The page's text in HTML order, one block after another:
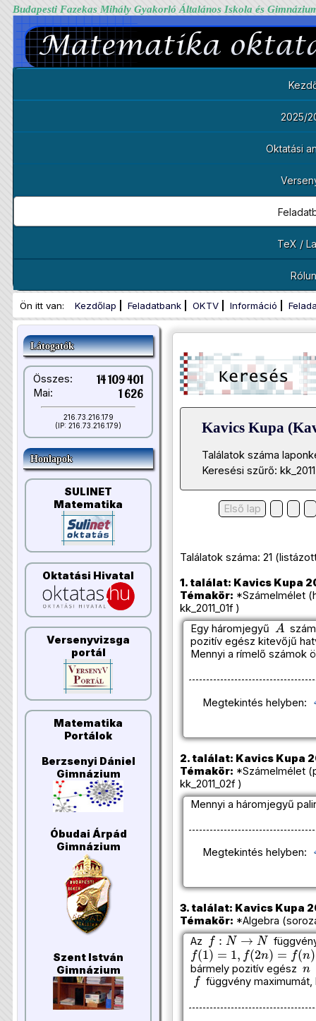
Budapesti Fazekas Mihály Gyakorló Általános Iskola és
2025/
Oktatási
TeX /
Ön itt van: Kezdőlap Feladatbank OKTV Információ
Látogatók
Összes: 14 109 401
Mai: 1 626
216.73.216.179
(IP: 216.73.216.179)
Honlapok
SULINET
Matematika
Oktatási Hivatal
Versenyvizsga
portál
Matematika
Portálok
Berzsenyi Dániel
Gimnázium
Óbudai Árpád
Gimnázium
Szent István
Gimnázium
Kavics Kupa
Találatok száma
Keresési szűrő: kk_2011
Első lap
Találatok száma: 21
1. találat: Kavics Kupa
Témakör: *Számelmélet
kk_2011_01f )
Egy háromjegyű
A
pozitív egész kitevőjű
Mennyi a rímelő számok
Megtekintés helyben:
2. találat: Kavics Kupa
Témakör: *Számelmélet
kk_2011_02f )
Mennyi a háromjegyű
Megtekintés helyben:
3. találat: Kavics Kupa
Témakör: *Algebra
Az
f:N→N
f(1)= 1 ,f( 2n)=f(n),f(2n
bármely pozitív egész
n
f
függvény